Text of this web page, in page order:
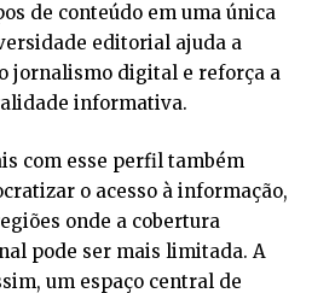
de conteúdo em uma única
editorial ajuda a
jornalismo digital e reforça a
informativa.
com esse perfil também
o acesso à informação,
onde a cobertura
pode ser mais limitada. A
um espaço central de